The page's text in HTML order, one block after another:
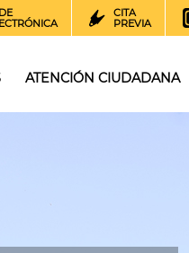
CITA
PREVIA
ATENCIÓN CIUDADANA